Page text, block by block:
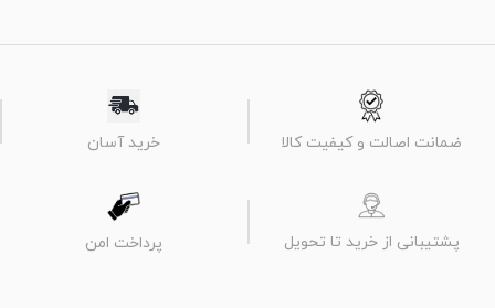
ضمانت اصالت و کیفیت کالا خرید آسان
پشتیبانی از خرید تا تحویل پرداخت امن